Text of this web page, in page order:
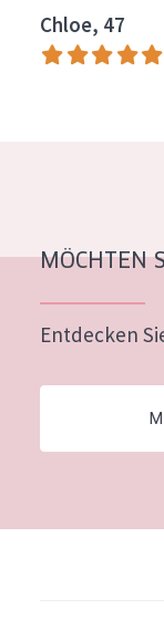
Empfindliche
Jedes alter
Chloe, 47
MÖCHTEN
Entdecken